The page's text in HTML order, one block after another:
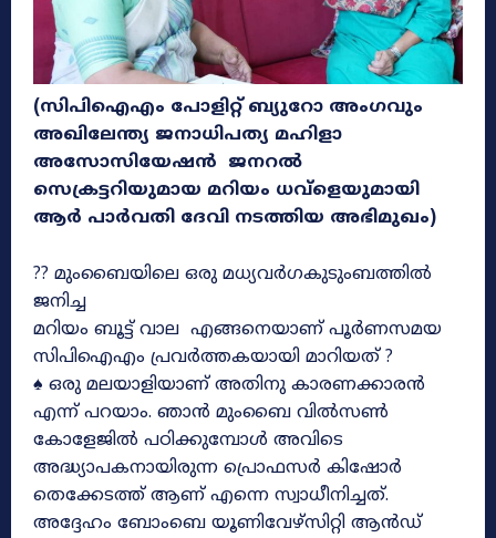
(സിപിഐഎം പോളിറ്റ് ബ്യുറോ അംഗവും
അഖിലേന്ത്യ ജനാധിപത്യ മഹിളാ
അസോസിയേഷൻ ജനറൽ
സെക്രട്ടറിയുമായ മറിയം ധവ്ളെയുമായി
ആർ പാർവതി ദേവി നടത്തിയ അഭിമുഖം)
?? മുംബൈയിലെ ഒരു മധ്യവർഗകുടുംബത്തിൽ
ജനിച്ച
മറിയം ബൂട്ട് വാല എങ്ങനെയാണ് പൂർണസമയ
സിപിഐഎം പ്രവർത്തകയായി മാറിയത് ?
♠ ഒരു മലയാളിയാണ് അതിനു കാരണക്കാരൻ
എന്ന് പറയാം. ഞാൻ മുംബൈ വിൽ‌സൺ
കോളേജിൽ പഠിക്കുമ്പോൾ അവിടെ
അദ്ധ്യാപകനായിരുന്ന പ്രൊഫസർ കിഷോർ
തെക്കേടത്ത് ആണ് എന്നെ സ്വാധീനിച്ചത്.
അദ്ദേഹം ബോംബെ യൂണിവേഴ്സിറ്റി ആൻഡ്